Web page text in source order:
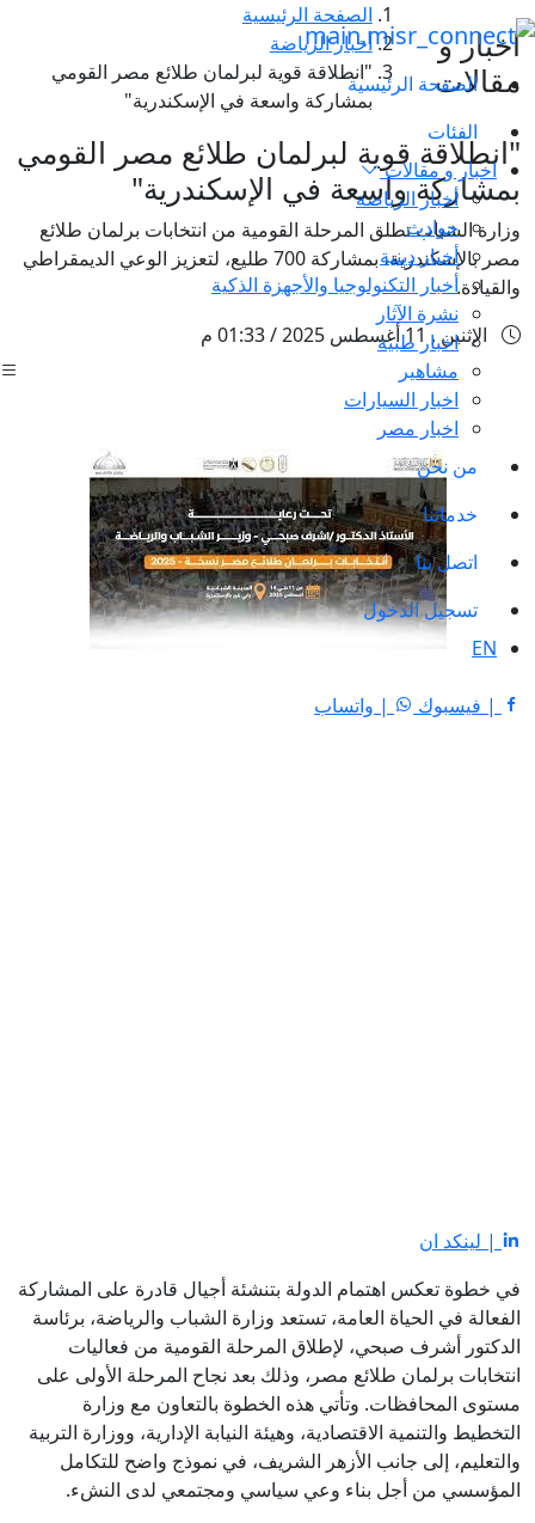
الصفحة الرئيسية
الفئات
اخبار و مقالات
أخبار الرياضة
حوادث
أخبار دينية
أخبار التكنولوجيا والأجهزة الذكية
نشرة الآثار
اخبار طبية
مشاهير
اخبار السيارات
اخبار مصر
من نحن
خدماتنا
اتصل بنا
تسجيل الدخول
EN
اخبار و
مقالات
الصفحة الرئيسية
أخبار الرياضة
"انطلاقة قوية لبرلمان طلائع مصر القومي
بمشاركة واسعة في الإسكندرية"
"انطلاقة قوية لبرلمان طلائع مصر القومي
بمشاركة واسعة في الإسكندرية"
وزارة الشباب تطلق المرحلة القومية من انتخابات برلمان طلائع
مصر بالإسكندرية، بمشاركة 700 طليع، لتعزيز الوعي الديمقراطي
والقيادة.
الإثنين , 11 أغسطس 2025 / 01:33 م
| فيسبوك | واتساب
| لينكد ان
في خطوة تعكس اهتمام الدولة بتنشئة أجيال قادرة على المشاركة
الفعالة في الحياة العامة، تستعد وزارة الشباب والرياضة، برئاسة
الدكتور أشرف صبحي، لإطلاق المرحلة القومية من فعاليات
انتخابات برلمان طلائع مصر، وذلك بعد نجاح المرحلة الأولى على
مستوى المحافظات. وتأتي هذه الخطوة بالتعاون مع وزارة
التخطيط والتنمية الاقتصادية، وهيئة النيابة الإدارية، ووزارة التربية
والتعليم، إلى جانب الأزهر الشريف، في نموذج واضح للتكامل
المؤسسي من أجل بناء وعي سياسي ومجتمعي لدى النشء.